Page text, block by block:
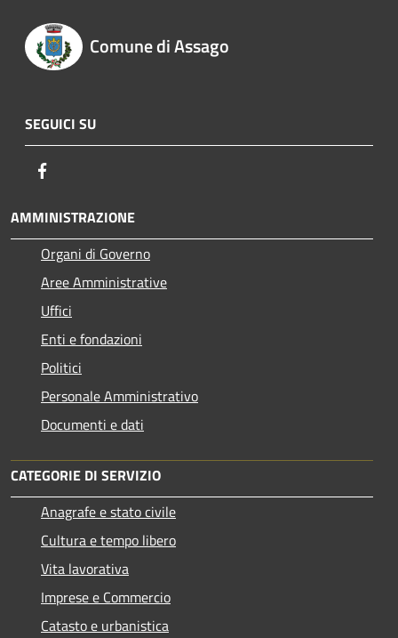
Comune di Assago
SEGUICI SU
AMMINISTRAZIONE
Organi di Governo
Aree Amministrative
Uffici
Enti e fondazioni
Politici
Personale Amministrativo
Documenti e dati
CATEGORIE DI SERVIZIO
Anagrafe e stato civile
Cultura e tempo libero
Vita lavorativa
Imprese e Commercio
Catasto e urbanistica